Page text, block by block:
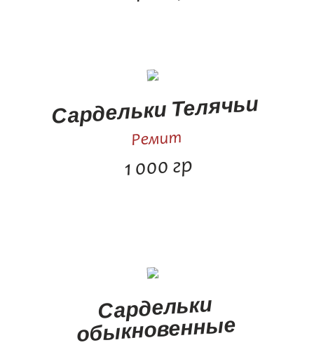
Сардельки Телячьи
Ремит
1 000 гр
Сардельки
обыкновенные